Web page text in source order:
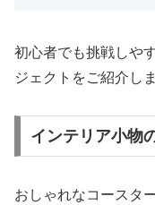
初心者でも挑戦しや
ジェクトをご紹介しま
インテリア小物
おしゃれなコースタ